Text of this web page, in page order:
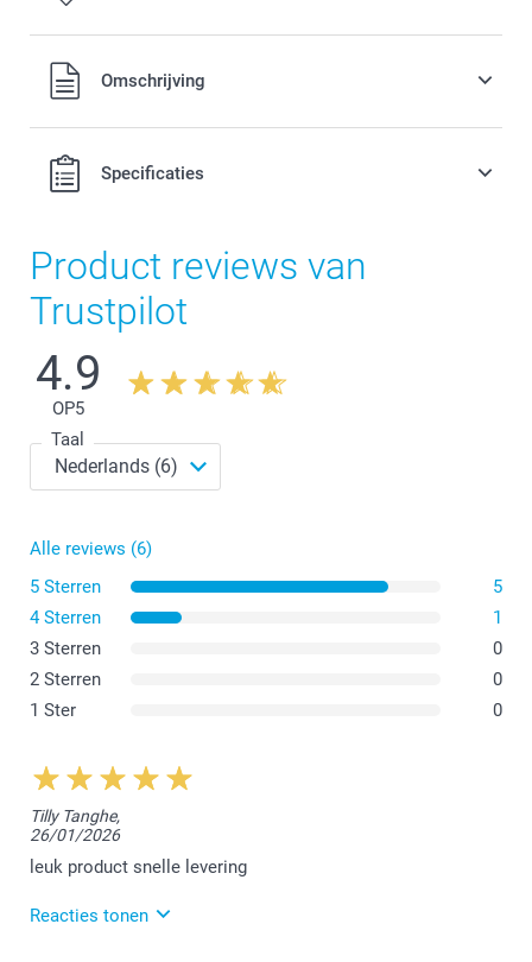
Alle prijzen zijn in EURO (€) inclusief BTW en exclusief
verzendkosten.Omschrijving
Specificaties
Nieuw!
Product reviews van
Trustpilot
4.9
OP5
Taal
Alle reviews (6)
5 Sterren
5
4 Sterren
1
3 Sterren
0
2 Sterren
0
1 Ster
0
Tilly Tanghe,
26/01/2026
leuk product snelle levering
Reacties tonen